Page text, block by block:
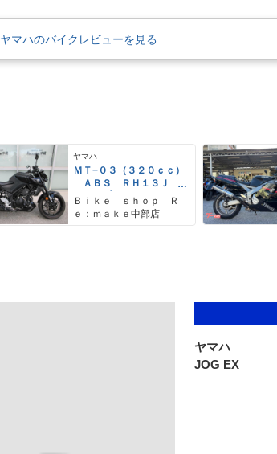
ヤマハのバイクレビューを見る
ヤマハ
ＭＴ−０３（３２０ｃｃ）
ＡＢＳ ＲＨ１３Ｊ
グリップヒーター タイ
プＣ充電器
Ｂｉｋｅ ｓｈｏｐ Ｒ
ｅ：ｍａｋｅ中部店
ヤマハ
JOG EX